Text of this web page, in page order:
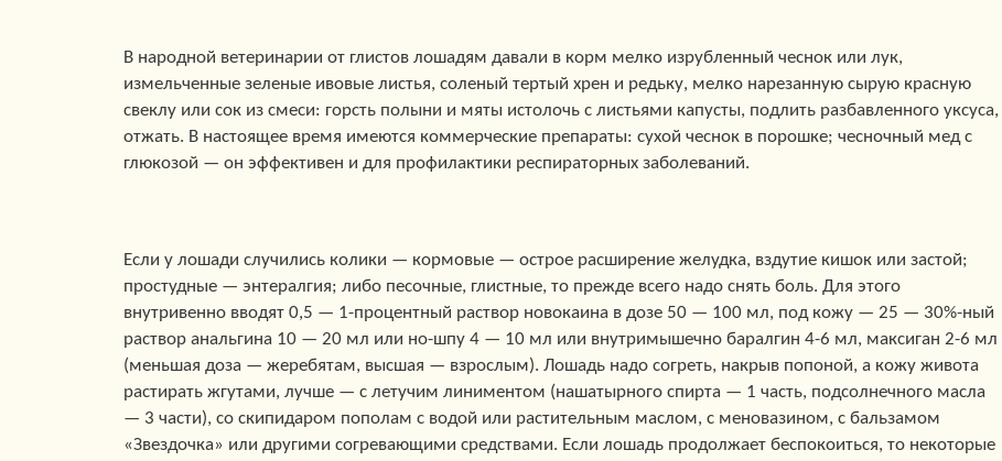
В народной ветеринарии от глистов лошадям давали в корм мелко изрубленный чеснок или лук,
измельченные зеленые ивовые листья, соленый тертый хрен и редьку, мелко нарезанную сырую красную
свеклу или сок из смеси: горсть полыни и мяты истолочь с листьями капусты, подлить разбавленного уксуса,
отжать. В настоящее время имеются коммерческие препараты: сухой чеснок в порошке; чесночный мед с
глюкозой — он эффективен и для профилактики респираторных заболеваний.
Если у лошади случились колики — кормовые — острое расширение желудка, вздутие кишок или застой;
простудные — энтералгия; либо песочные, глистные, то прежде всего надо снять боль. Для этого
внутривенно вводят 0,5 — 1-процентный раствор новокаина в дозе 50 — 100 мл, под кожу — 25 — 30%-ный
раствор анальгина 10 — 20 мл или но-шпу 4 — 10 мл или внутримышечно баралгин 4-6 мл, максиган 2-6 мл
(меньшая доза — жеребятам, высшая — взрослым). Лошадь надо согреть, накрыв попоной, а кожу живота
растирать жгутами, лучше — с летучим линиментом (нашатырного спирта — 1 часть, подсолнечного масла
— 3 части), со скипидаром пополам с водой или растительным маслом, с меновазином, с бальзамом
«Звездочка» или другими согревающими средствами. Если лошадь продолжает беспокоиться, то некоторые